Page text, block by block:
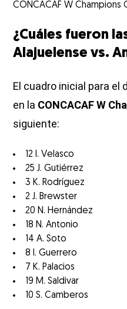
CONCACAF W Champions
¿Cuáles fueron
Alajuelense vs.
El cuadro inicial para el
en la CONCACAF W
siguiente:
12 I. Velasco
25 J. Gutiérrez
3 K. Rodríguez
2 J. Brewster
20 N. Hernández
18 N. Antonio
14 A. Soto
8 I. Guerrero
7 K. Palacios
19 M. Saldivar
10 S. Camberos